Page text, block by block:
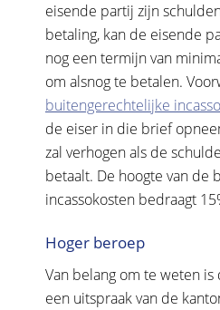
eisende partij zijn
betaling, kan de eisende
nog een termijn van
om alsnog te betalen.
buitengerechtelijke
de eiser in die brief
zal verhogen als de
betaalt. De hoogte van de
incassokosten bedraagt
Hoger beroep
Van belang om te weten
een uitspraak van de